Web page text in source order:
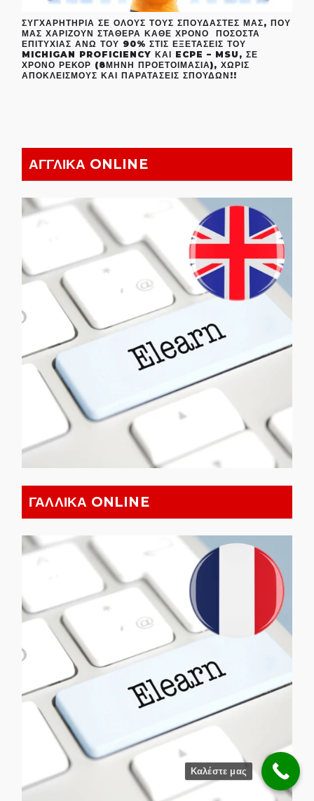
ΣΥΓΧΑΡΗΤΉΡΙΑ ΣΕ ΌΛΟΥΣ ΤΟΥΣ ΣΠΟΥΔΑΣΤΈΣ ΜΑΣ, ΠΟΥ
ΜΑΣ ΧΑΡΊΖΟΥΝ ΣΤΑΘΕΡΆ ΚΆΘΕ ΧΡΌΝΟ ΠΟΣΟΣΤΆ
ΕΠΙΤΥΧΊΑΣ ΆΝΩ ΤΟΥ 90% ΣΤΙΣ ΕΞΕΤΆΣΕΙΣ ΤΟΥ
MICHIGAN PROFICIENCY ΚΑΙ ECPE – MSU, ΣΕ
ΧΡΌΝΟ ΡΕΚΌΡ (8ΜΗΝΗ ΠΡΟΕΤΟΙΜΑΣΊΑ), ΧΩΡΊΣ
ΑΠΟΚΛΕΙΣΜΟΎΣ ΚΑΙ ΠΑΡΑΤΆΣΕΙΣ ΣΠΟΥΔΏΝ!!
ΑΓΓΛΙΚΑ ONLINE
ΓΑΛΛΙΚΑ ONLINE
Καλέστε μας